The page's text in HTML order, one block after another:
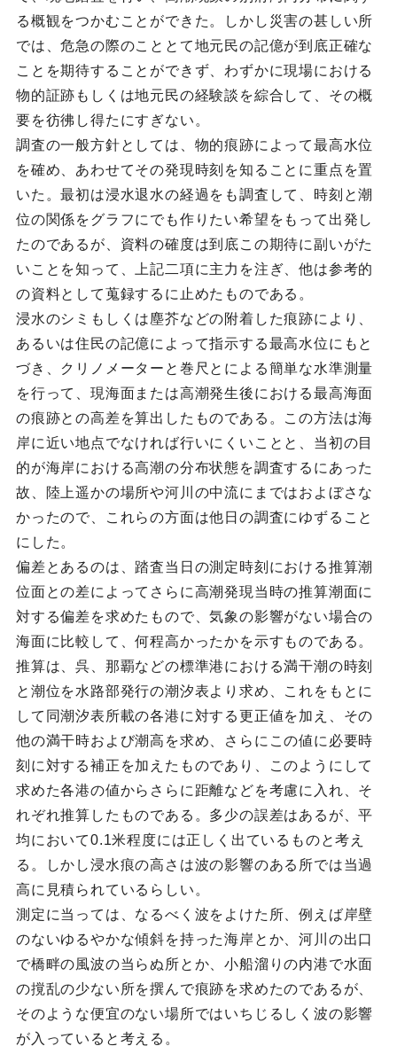
る概観をつかむことができた。しかし災害の甚しい所
では、危急の際のこととて地元民の記億が到底正確な
ことを期待することができず、わずかに現場における
物的証跡もしくは地元民の経験談を綜合して、その概
要を彷彿し得たにすぎない。
調査の一般方針としては、物的痕跡によって最高水位
を確め、あわせてその発現時刻を知ることに重点を置
いた。最初は浸水退水の経過をも調査して、時刻と潮
位の関係をグラフにでも作りたい希望をもって出発し
たのであるが、資料の確度は到底この期待に副いがた
いことを知って、上記二項に主力を注ぎ、他は参考的
の資料として蒐録するに止めたものである。
浸水のシミもしくは塵芥などの附着した痕跡により、
あるいは住民の記億によって指示する最高水位にもと
づき、クリノメーターと巻尺とによる簡単な水準測量
を行って、現海面または高潮発生後における最高海面
の痕跡との高差を算出したものである。この方法は海
岸に近い地点でなければ行いにくいことと、当初の目
的が海岸における高潮の分布状態を調査するにあった
故、陸上遥かの場所や河川の中流にまではおよぼさな
かったので、これらの方面は他日の調査にゆずること
にした。
偏差とあるのは、踏査当日の測定時刻における推算潮
位面との差によってさらに高潮発現当時の推算潮面に
対する偏差を求めたもので、気象の影響がない場合の
海面に比較して、何程高かったかを示すものである。
推算は、呉、那覇などの標準港における満干潮の時刻
と潮位を水路部発行の潮汐表より求め、これをもとに
して同潮汐表所載の各港に対する更正値を加え、その
他の満干時および潮高を求め、さらにこの値に必要時
刻に対する補正を加えたものであり、このようにして
求めた各港の値からさらに距離などを考慮に入れ、そ
れぞれ推算したものである。多少の誤差はあるが、平
均において0.1米程度には正しく出ているものと考え
る。しかし浸水痕の高さは波の影響のある所では当過
高に見積られているらしい。
測定に当っては、なるべく波をよけた所、例えば岸壁
のないゆるやかな傾斜を持った海岸とか、河川の出口
で橋畔の風波の当らぬ所とか、小船溜りの内港で水面
の撹乱の少ない所を撰んで痕跡を求めたのであるが、
そのような便宜のない場所ではいちじるしく波の影響
が入っていると考える。